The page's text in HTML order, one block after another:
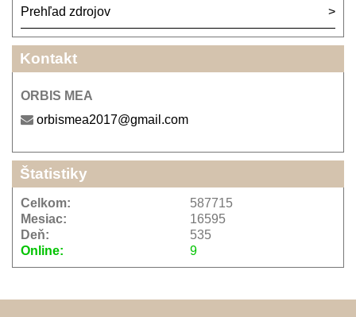
Prehľad zdrojov
Kontakt
ORBIS MEA
orbismea2017@gmail.com
Štatistiky
Online: 9
Celkom:
587715
Mesiac:
16595
Deň:
535